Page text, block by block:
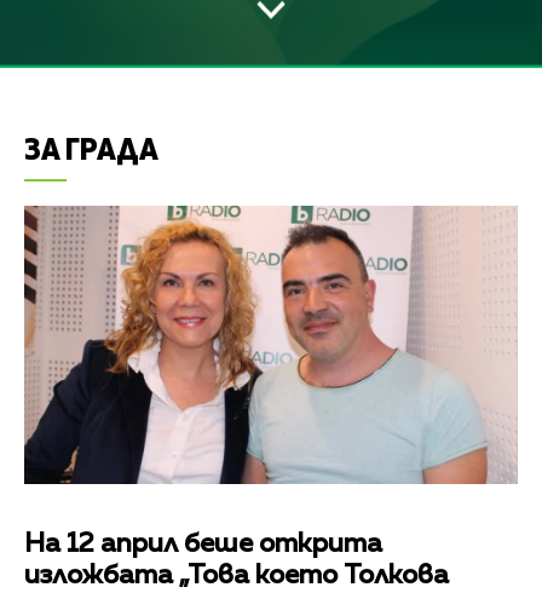
ЗА ГРАДА
На 12 април беше открита
изложбата „Това което Толкова